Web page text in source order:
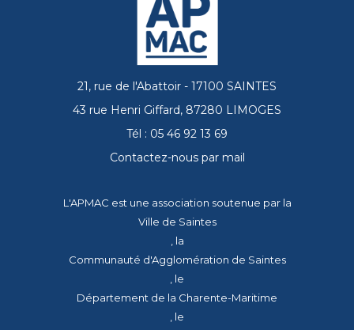
21, rue de l'Abattoir - 17100 SAINTES
43 rue Henri Giffard, 87280 LIMOGES
Tél : 05 46 92 13 69
Contactez-nous par mail
L'APMAC est une association soutenue par la
Ville de Saintes
, la
Communauté d'Agglomération de Saintes
, le
Département de la Charente-Maritime
, le